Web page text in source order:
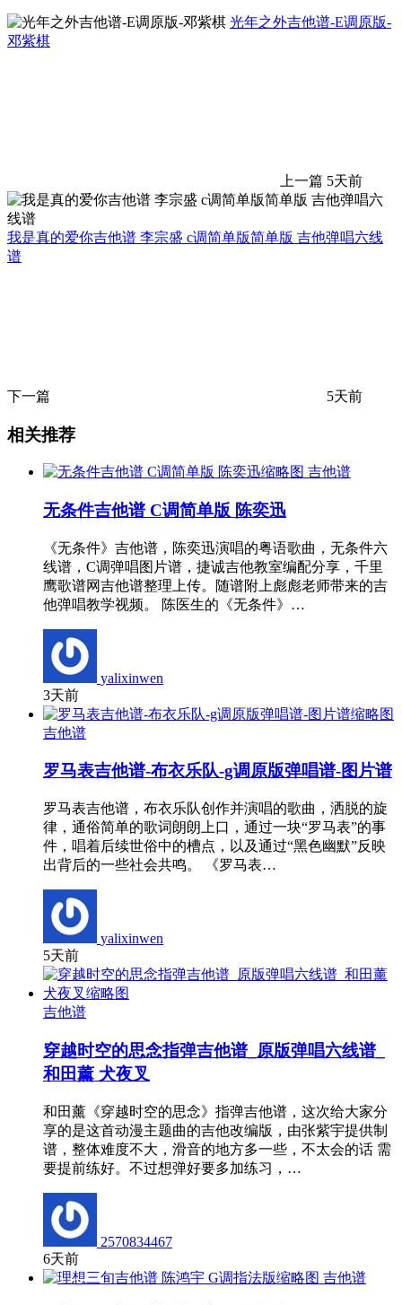
光年之外吉他谱-E调原版-
邓紫棋
上一篇 5天前
我是真的爱你吉他谱 李宗盛 c调简单版简单版 吉他弹唱六线
谱
下一篇 5天前
相关推荐
吉他谱
无条件吉他谱 C调简单版 陈奕迅
《无条件》吉他谱，陈奕迅演唱的粤语歌曲，无条件六
线谱，C调弹唱图片谱，捷诚吉他教室编配分享，千里
鹰歌谱网吉他谱整理上传。随谱附上彪彪老师带来的吉
他弹唱教学视频。 陈医生的《无条件》…
yalixinwen
3天前
吉他谱
罗马表吉他谱-布衣乐队-g调原版弹唱谱-图片谱
罗马表吉他谱，布衣乐队创作并演唱的歌曲，洒脱的旋
律，通俗简单的歌词朗朗上口，通过一块“罗马表”的事
件，唱着后续世俗中的槽点，以及通过“黑色幽默”反映
出背后的一些社会共鸣。 《罗马表…
yalixinwen
5天前
吉他谱
穿越时空的思念指弹吉他谱_原版弹唱六线谱_
和田薰 犬夜叉
和田薰《穿越时空的思念》指弹吉他谱，这次给大家分
享的是这首动漫主题曲的吉他改编版，由张紫宇提供制
谱，整体难度不大，滑音的地方多一些，不太会的话 需
要提前练好。不过想弹好要多加练习，…
2570834467
6天前
吉他谱